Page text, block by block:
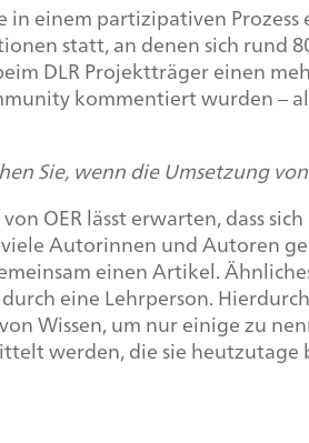
in einem partizipativen
statt, an denen sich rund
DLR Projektträger einen
kommentiert wurden –
Sie, wenn die Umsetzung
OER lässt erwarten, dass
Autorinnen und Autoren
einen Artikel.
eine Lehrperson.
Wissen, um nur einige zu
werden, die sie heutzutage